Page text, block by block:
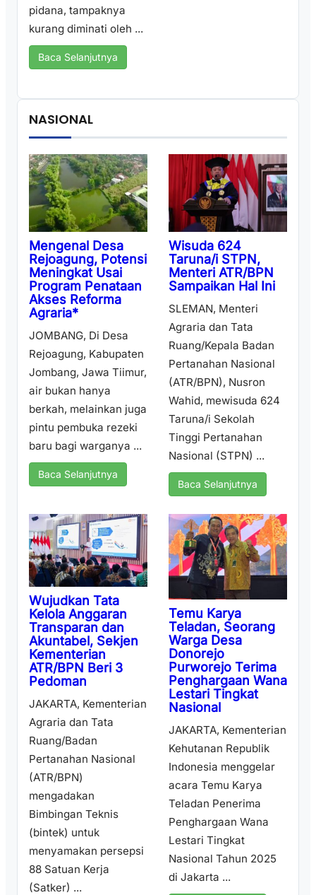
pidana, tampaknya
kurang diminati oleh ...
Baca Selanjutnya
NASIONAL
Mengenal Desa
Rejoagung, Potensi
Meningkat Usai
Program Penataan
Akses Reforma
Agraria*
JOMBANG, Di Desa
Rejoagung, Kabupaten
Jombang, Jawa Tiimur,
air bukan hanya
berkah, melainkan juga
pintu pembuka rezeki
baru bagi warganya ...
Baca Selanjutnya
Wisuda 624
Taruna/i STPN,
Menteri ATR/BPN
Sampaikan Hal Ini
SLEMAN, Menteri
Agraria dan Tata
Ruang/Kepala Badan
Pertanahan Nasional
(ATR/BPN), Nusron
Wahid, mewisuda 624
Taruna/i Sekolah
Tinggi Pertanahan
Nasional (STPN) ...
Baca Selanjutnya
Wujudkan Tata
Kelola Anggaran
Transparan dan
Akuntabel, Sekjen
Kementerian
ATR/BPN Beri 3
Pedoman
JAKARTA, Kementerian
Agraria dan Tata
Ruang/Badan
Pertanahan Nasional
(ATR/BPN)
mengadakan
Bimbingan Teknis
(bintek) untuk
menyamakan persepsi
88 Satuan Kerja
(Satker) ...
Temu Karya
Teladan, Seorang
Warga Desa
Donorejo
Purworejo Terima
Penghargaan Wana
Lestari Tingkat
Nasional
JAKARTA, Kementerian
Kehutanan Republik
Indonesia menggelar
acara Temu Karya
Teladan Penerima
Penghargaan Wana
Lestari Tingkat
Nasional Tahun 2025
di Jakarta ...